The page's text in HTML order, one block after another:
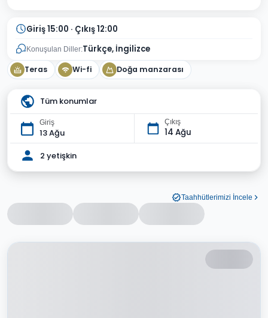
Giriş 15:00 · Çıkış 12:00
Konuşulan Diller:Türkçe, İngilizce
Teras Wi-fi Doğa manzarası
Tüm konumlar
Giriş
13 Ağu
Çıkış
14 Ağu
2 yetişkin
Taahhütlerimizi İncele